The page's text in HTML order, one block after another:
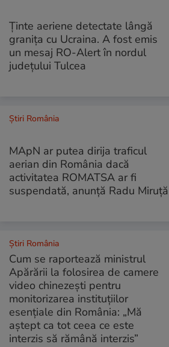
Ținte aeriene detectate lângă
granița cu Ucraina. A fost emis
un mesaj RO-Alert în nordul
județului Tulcea
Știri România
MApN ar putea dirija traficul
aerian din România dacă
activitatea ROMATSA ar fi
suspendată, anunță Radu Miruță
Știri România
Cum se raportează ministrul
Apărării la folosirea de camere
video chinezești pentru
monitorizarea instituțiilor
esențiale din România: „Mă
aștept ca tot ceea ce este
interzis să rămână interzis”